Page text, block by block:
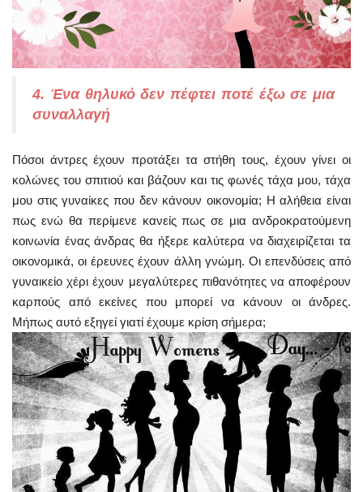
4. Ένα θηλυκό δεν πέφτει ποτέ έξω σε μια
συναλλαγή
Πόσοι άντρες έχουν προτάξει τα στήθη τους, έχουν γίνει οι
κολώνες του σπιτιού και βάζουν και τις φωνές τάχα μου, τάχα
μου στις γυναίκες που δεν κάνουν οικονομία; Η αλήθεια είναι
πως ενώ θα περίμενε κανείς πως σε μια ανδροκρατούμενη
κοινωνία ένας άνδρας θα ήξερε καλύτερα να διαχειρίζεται τα
οικονομικά, οι έρευνες έχουν άλλη γνώμη. Οι επενδύσεις από
γυναικείο χέρι έχουν μεγαλύτερες πιθανότητες να αποφέρουν
καρπούς από εκείνες που μπορεί να κάνουν οι άνδρες.
Μήπως αυτό εξηγεί γιατί έχουμε κρίση σήμερα;